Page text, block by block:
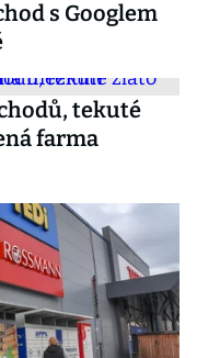
s Googlem
tekuté
farma